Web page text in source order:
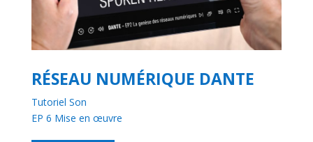
RÉSEAU NUMÉRIQUE DANTE
Tutoriel Son
EP 6 Mise en œuvre